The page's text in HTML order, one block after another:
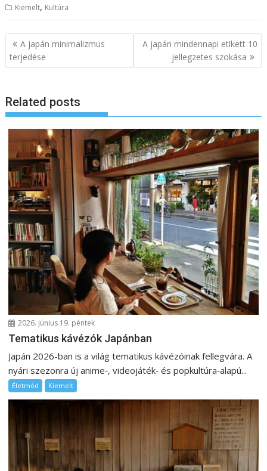
Kiemelt, Kultúra
B
e
g
y
z
é
s
n
a
v
i
g
á
c
i
ó
A japán minimalizmus
terjedése
A japán mindennapi etikett 10
jellegzetes szokása
Related posts
2026. június 19. péntek
Tematikus kávézók Japánban
Japán 2026-ban is a világ tematikus kávézóinak fellegvára. A
nyári szezonra új anime‑, videojáték‑ és popkultúra‑alapú...
Életmód Kiemelt